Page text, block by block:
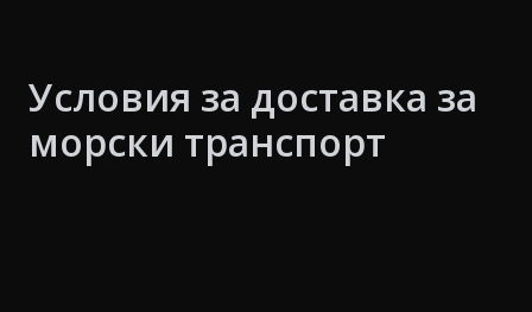
Условия за доставка за
морски транспорт